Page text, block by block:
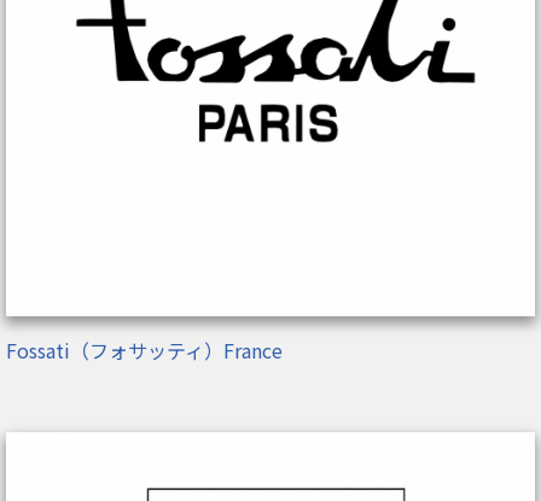
Fossati（フォサッティ）France